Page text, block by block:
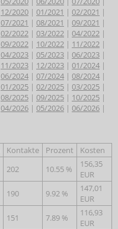
12/2020 | 01/2021 | 02/2021 |
07/2021 | 08/2021 | 09/2021 |
02/2022 | 03/2022 | 04/2022 |
09/2022 | 10/2022 | 11/2022 |
04/2023 | 05/2023 | 06/2023 |
11/2023 | 12/2023 | 01/2024 |
06/2024 | 07/2024 | 08/2024 |
01/2025 | 02/2025 | 03/2025 |
08/2025 | 09/2025 | 10/2025 |
04/2026 | 05/2026 | 06/2026 |
Kontakte Prozent
Kosten
202 10.55 %
156,35
EUR
190 9.92 %
147,01
EUR
151 7.89 %
116,93
EUR